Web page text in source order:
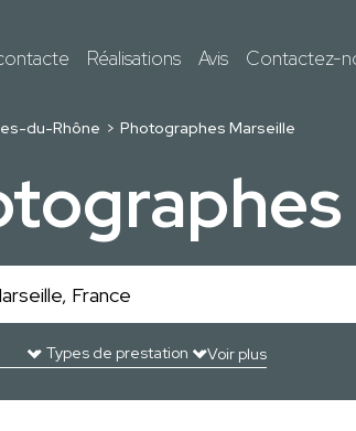
Réalisations Avis Contactez-
du-Rhône Photographes Marseille
Voir plus